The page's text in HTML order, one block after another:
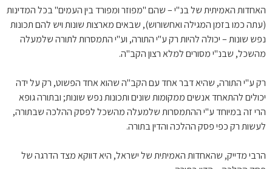
האחדות האמיתית של בנ"י – שהם "מפוזר ומפורד בין העמים" בכל המדינות
(עתה כמו בזמן המגילה ואחשורוש), שבאים מארצות שונות ויש להם תכונות
נפש שונות – יכולה להיות רק ע"י התורה, וע"י התמסרות לתורה שלמעלה
מהשכל, שבנ"י מסורים למלא רצון הקב"ה.
רק ע"י התורה, שהיא דבר אחד עם הקב"ה שהוא אחד הפשוט, רק על ידה
יכולים להתאחד אנשים ממקומות שונים ותכונות נפש שונות; ובתורה גופא
הרי זה במיוחד ע"י ההתמסרות שלמעלה מהשכל לפסק ההלכה שבתורה,
לעשות רק כפי פסק ההלכה והדין בתורה.
הרבי מדייק, שהאחדות האמיתית של ישראל, היא דווקא מצד הדרגה של